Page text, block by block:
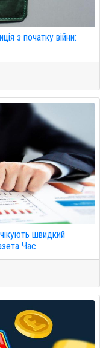
з початку війни:
швидкий
Час